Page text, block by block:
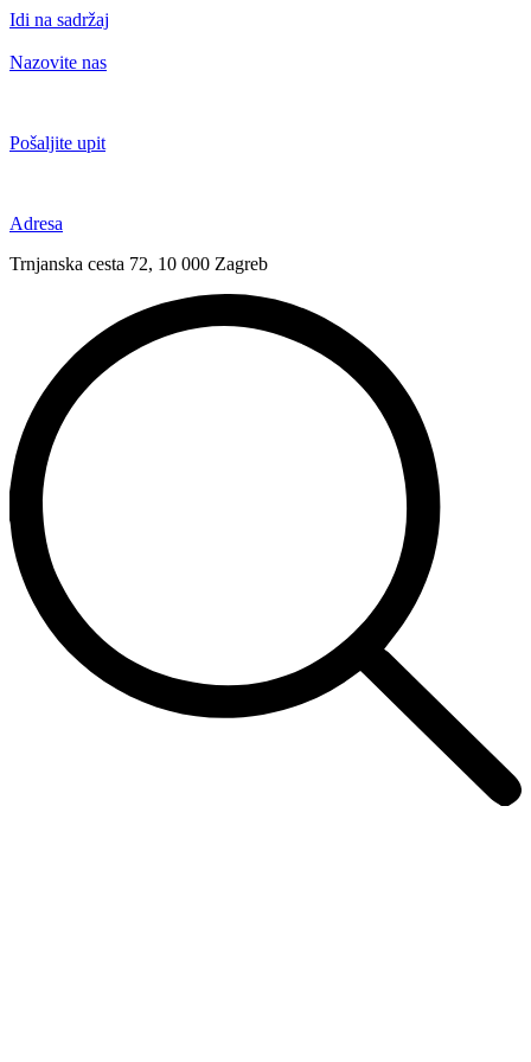
Idi na sadržaj
Nazovite nas
Pošaljite upit
Adresa
Trnjanska cesta 72, 10 000 Zagreb